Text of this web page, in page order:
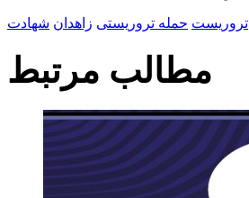
تروریست حمله تروریستی زاهدان شهادت
مطالب مرتبط